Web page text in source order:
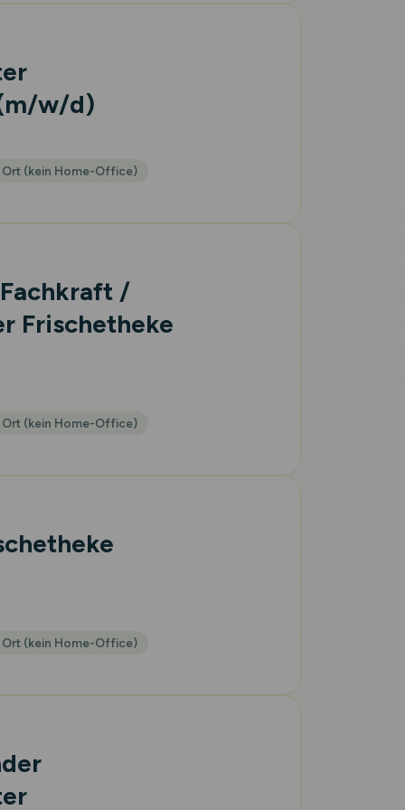
w/d)
Ort (kein Home-Office)
/
Frischetheke
Ort (kein Home-Office)
Ort (kein Home-Office)